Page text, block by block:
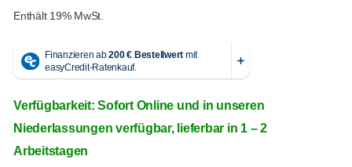
Enthält 19% MwSt.
Verfügbarkeit: Sofort Online und in unseren
Niederlassungen verfügbar, lieferbar in 1 – 2
Arbeitstagen